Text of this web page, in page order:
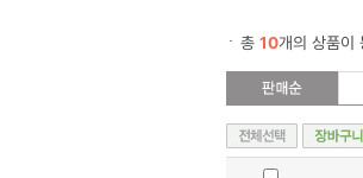
총 10개의 상품이